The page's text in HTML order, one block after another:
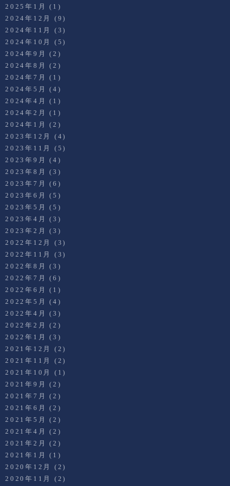
2025年1月
(1)
2024年12月
(9)
2024年11月
(3)
2024年10月
(5)
2024年9月
(2)
2024年8月
(2)
2024年7月
(1)
2024年5月
(4)
2024年4月
(1)
2024年2月
(1)
2024年1月
(2)
2023年12月
(4)
2023年11月
(5)
2023年9月
(4)
2023年8月
(3)
2023年7月
(6)
2023年6月
(5)
2023年5月
(5)
2023年4月
(3)
2023年2月
(3)
2022年12月
(3)
2022年11月
(3)
2022年8月
(3)
2022年7月
(6)
2022年6月
(1)
2022年5月
(4)
2022年4月
(3)
2022年2月
(2)
2022年1月
(3)
2021年12月
(2)
2021年11月
(2)
2021年10月
(1)
2021年9月
(2)
2021年7月
(2)
2021年6月
(2)
2021年5月
(2)
2021年4月
(2)
2021年2月
(2)
2021年1月
(1)
2020年12月
(2)
2020年11月
(2)